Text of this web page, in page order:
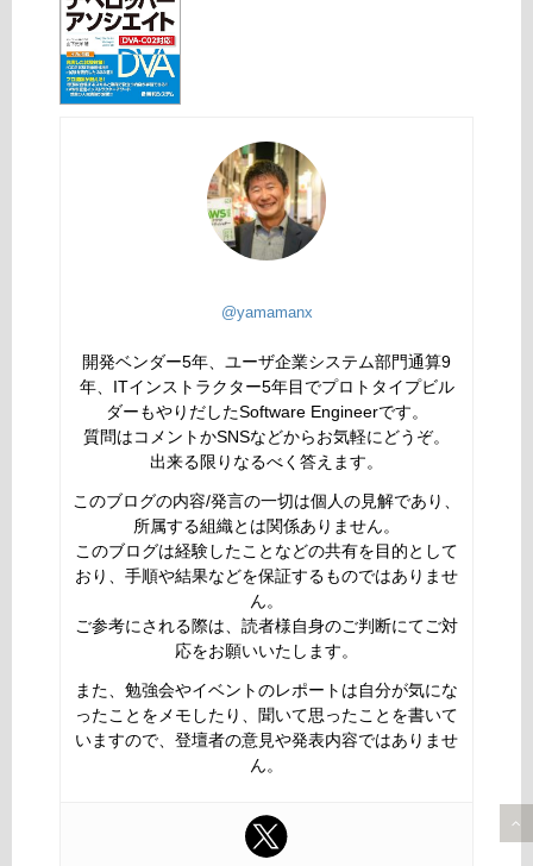
@yamamanx
開発ベンダー5年、ユーザ企業システム部門通算9
年、ITインストラクター5年目でプロトタイプビル
ダーもやりだしたSoftware Engineerです。
質問はコメントかSNSなどからお気軽にどうぞ。
出来る限りなるべく答えます。
このブログの内容/発言の一切は個人の見解であり、
所属する組織とは関係ありません。
このブログは経験したことなどの共有を目的として
おり、手順や結果などを保証するものではありませ
ん。
ご参考にされる際は、読者様自身のご判断にてご対
応をお願いいたします。
また、勉強会やイベントのレポートは自分が気にな
ったことをメモしたり、聞いて思ったことを書いて
いますので、登壇者の意見や発表内容ではありませ
ん。